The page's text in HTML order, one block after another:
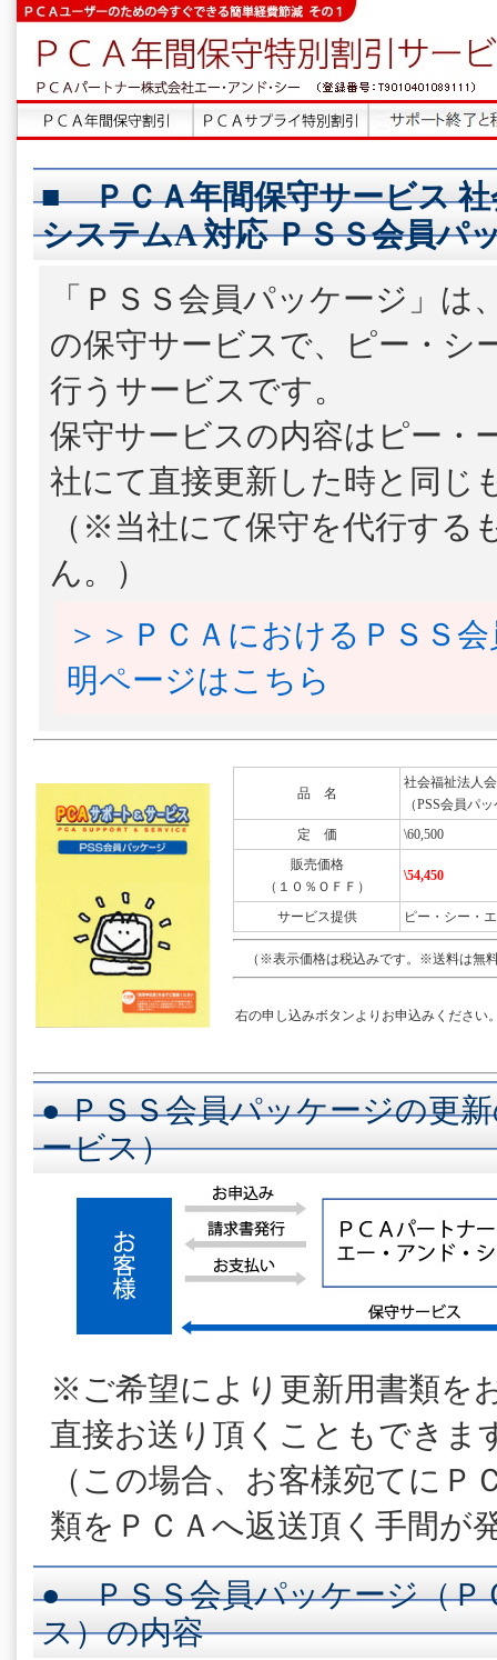
■ ＰＣＡ年間保守サービス 社
システムA 対応 ＰＳＳ会員パ
「ＰＳＳ会員パッケージ」は
の保守サービスで、ピー・シ
行うサービスです。
保守サービスの内容はピー・
社にて直接更新した時と同じ
（※当社にて保守を代行する
ん。）
＞＞ＰＣＡにおけるＰＳＳ
明ページはこちら
品 名
社会福祉法人
（PSS会員パ
定 価
\60,500
販売価格
（１０％ＯＦＦ）
\54,450
サービス提供 ピー・シー・
（※表示価格は税込みです。※送料は無
右の申し込みボタンよりお申込みください
● ＰＳＳ会員パッケージの更
ービス）
※ご希望により更新用書類を
直接お送り頂くこともできま
（この場合、お客様宛てにＰ
類をＰＣＡへ返送頂く手間が
● ＰＳＳ会員パッケージ（Ｐ
ス）の内容